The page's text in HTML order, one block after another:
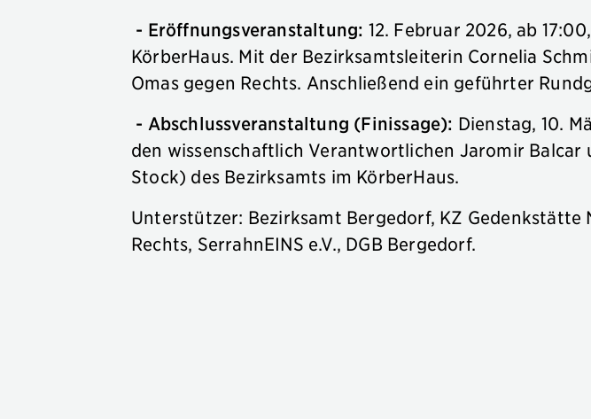
- Eröffnungsveranstaltung: 12. Februar 2026, ab
KörberHaus. Mit der Bezirksamtsleiterin Cornelia
Omas gegen Rechts. Anschließend ein geführter
- Abschlussveranstaltung (Finissage): Dienstag, 10.
den wissenschaftlich Verantwortlichen Jaromir Balcar
Stock) des Bezirksamts im KörberHaus.
Unterstützer: Bezirksamt Bergedorf, KZ Gedenkstätte
Rechts, SerrahnEINS e.V., DGB Bergedorf.